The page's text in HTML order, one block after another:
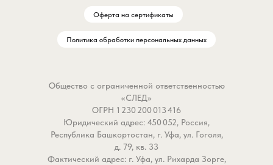
Оферта на сертификаты
Политика обработки персональных данных
Общество с ограниченной ответственностью
«СЛЕД»
ОГРН 1 230 200 013 416
Юридический адрес: 450 052, Россия,
Республика Башкортостан, г. Уфа, ул. Гоголя,
д. 79, кв. 33
Фактический адрес: г. Уфа, ул. Рихарда Зорге,